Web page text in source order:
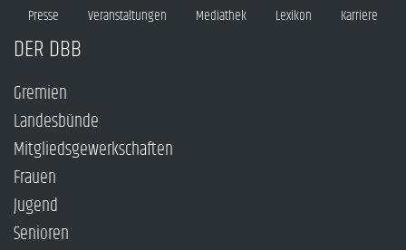
Presse Veranstaltungen Mediathek Lexikon Karriere
DER DBB
Gremien
Landesbünde
Mitgliedsgewerkschaften
Frauen
Jugend
Senioren